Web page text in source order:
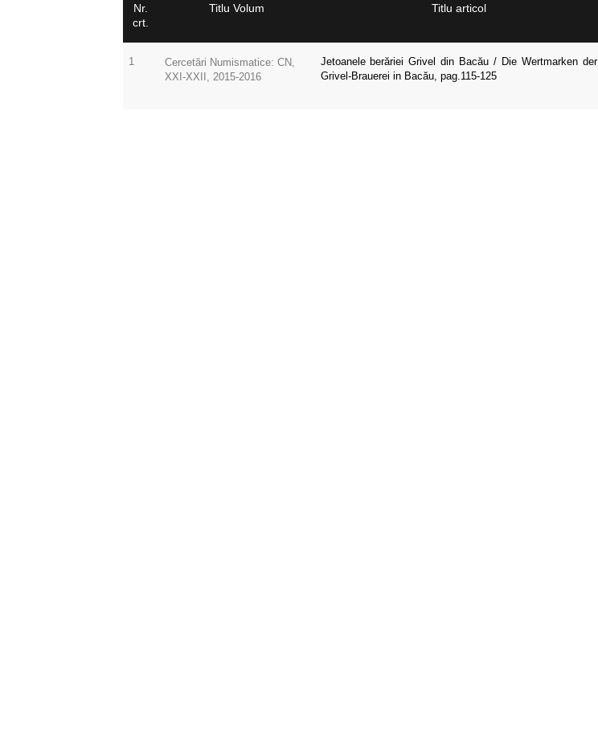
Nr.
crt.
Titlu Volum Titlu articol
1
Cercetări Numismatice: CN,
XXI-XXII, 2015-2016
Jetoanele berăriei Grivel din Bacău / Die Wertmarken der
Grivel-Brauerei in Bacău, pag.115-125